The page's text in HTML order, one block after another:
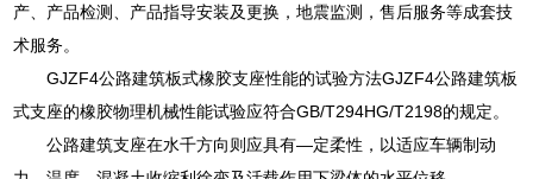
产、产品检测、产品指导安装及更换，地震监测，售后服务等成套技
术服务。
GJZF4公路建筑板式橡胶支座性能的试验方法GJZF4公路建筑板
式支座的橡胶物理机械性能试验应符合GB/T294HG/T2198的规定。
公路建筑支座在水千方向则应具有—定柔性，以适应车辆制动